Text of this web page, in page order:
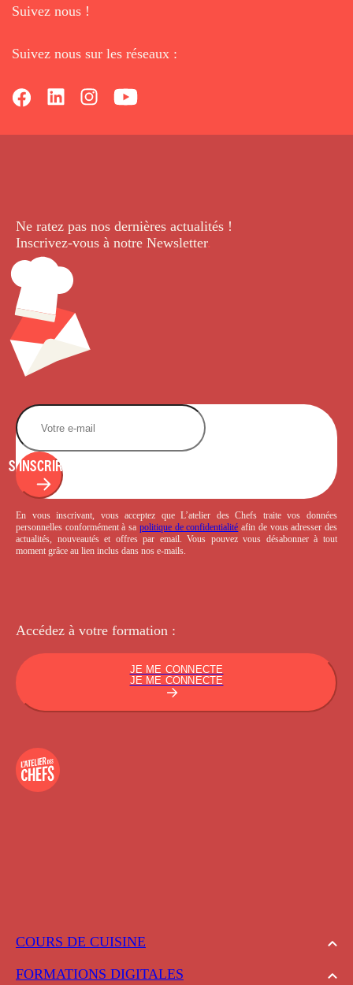
Suivez nous !
Suivez nous sur les réseaux :
COURS DE CUISINE
FORMATIONS DIGITALES
Ne ratez pas nos dernières actualités !
Inscrivez-vous à notre Newsletter.
S'INSCRIRE
En vous inscrivant, vous acceptez que L’atelier des Chefs traite vos données
personnelles conformément à sa politique de confidentialité afin de vous adresser des
actualités, nouveautés et offres par email. Vous pouvez vous désabonner à tout
moment grâce au lien inclus dans nos e-mails.
Accédez à votre formation :
JE ME CONNECTE
JE ME CONNECTE